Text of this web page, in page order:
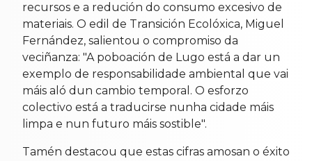
recursos e a redución do consumo excesivo de
materiais. O edil de Transición Ecolóxica, Miguel
Fernández, salientou o compromiso da
veciñanza: "A poboación de Lugo está a dar un
exemplo de responsabilidade ambiental que vai
máis aló dun cambio temporal. O esforzo
colectivo está a traducirse nunha cidade máis
limpa e nun futuro máis sostible".
Tamén destacou que estas cifras amosan o éxito